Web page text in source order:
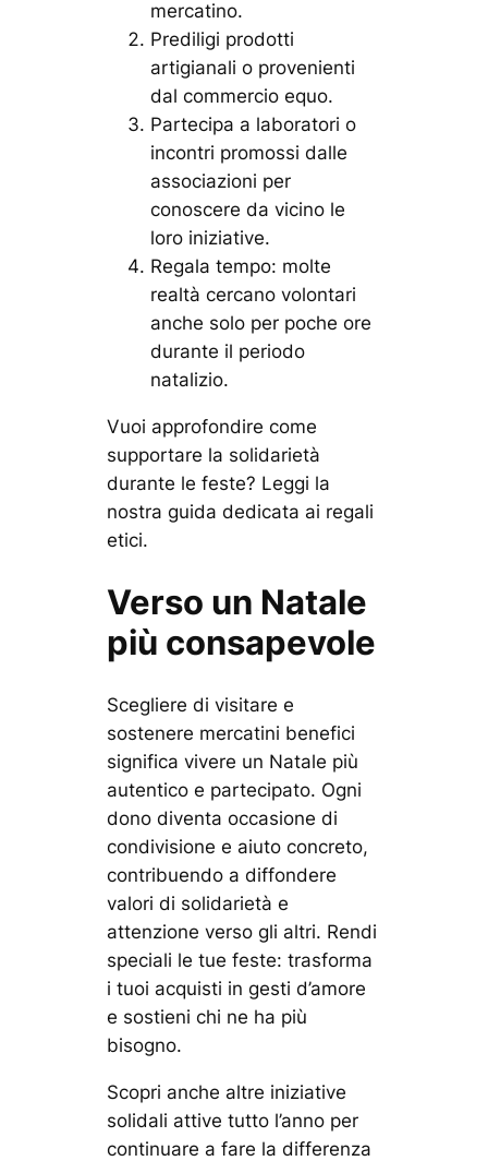
mercatino.
Prediligi prodotti
artigianali o provenienti
dal commercio equo.
Partecipa a laboratori o
incontri promossi dalle
associazioni per
conoscere da vicino le
loro iniziative.
Regala tempo: molte
realtà cercano volontari
anche solo per poche ore
durante il periodo
natalizio.
Vuoi approfondire come
supportare la solidarietà
durante le feste? Leggi la
nostra guida dedicata ai regali
etici.
Verso un Natale
più consapevole
Scegliere di visitare e
sostenere mercatini benefici
significa vivere un Natale più
autentico e partecipato. Ogni
dono diventa occasione di
condivisione e aiuto concreto,
contribuendo a diffondere
valori di solidarietà e
attenzione verso gli altri. Rendi
speciali le tue feste: trasforma
i tuoi acquisti in gesti d’amore
e sostieni chi ne ha più
bisogno.
Scopri anche altre iniziative
solidali attive tutto l’anno per
continuare a fare la differenza